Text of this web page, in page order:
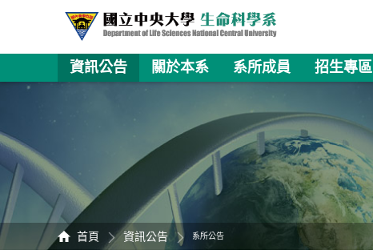
資訊公告 關於本系 系所成員 招生專區
首頁 資訊公告 系所公告